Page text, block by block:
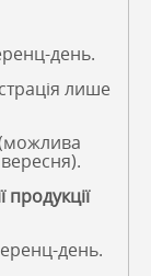
день.
лише
продукції
день.